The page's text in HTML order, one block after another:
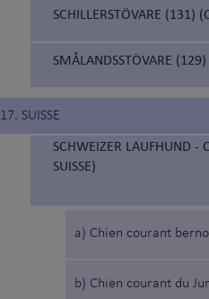
SCHILLERSTÖVARE (131)
SMÅLANDSSTÖVARE
17. SUISSE
SCHWEIZER LAUFHUND -
SUISSE)
a) Chien courant
b) Chien courant du